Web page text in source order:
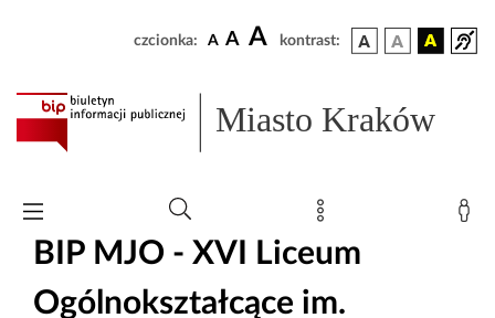
czcionka: A A A kontrast:
Miasto Kraków
BIP MJO - XVI Liceum
Ogólnokształcące im.